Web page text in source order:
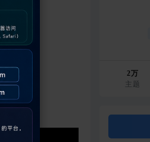
2万
主题